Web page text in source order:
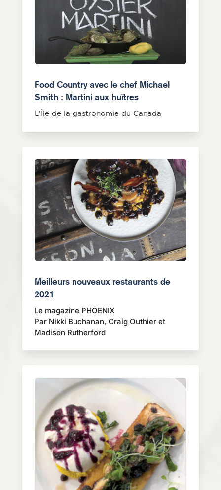
Food Country avec le chef Michael
Smith : Martini aux huîtres
L'Île de la gastronomie du Canada
Meilleurs nouveaux restaurants de
2021
Le magazine PHOENIX
Par Nikki Buchanan, Craig Outhier et
Madison Rutherford